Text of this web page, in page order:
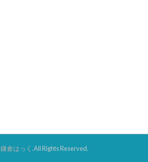
鎌倉はっく .All Rights Reserved.